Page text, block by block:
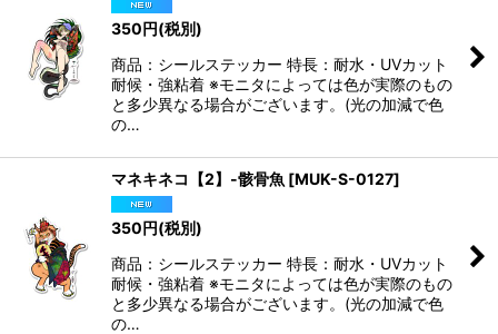
350円(税別)
商品：シールステッカー 特長：耐水・UVカット
耐候・強粘着 ※モニタによっては色が実際のもの
と多少異なる場合がございます。(光の加減で色
の…
マネキネコ【2】-骸骨魚 [MUK-S-0127]
350円(税別)
商品：シールステッカー 特長：耐水・UVカット
耐候・強粘着 ※モニタによっては色が実際のもの
と多少異なる場合がございます。(光の加減で色
の…